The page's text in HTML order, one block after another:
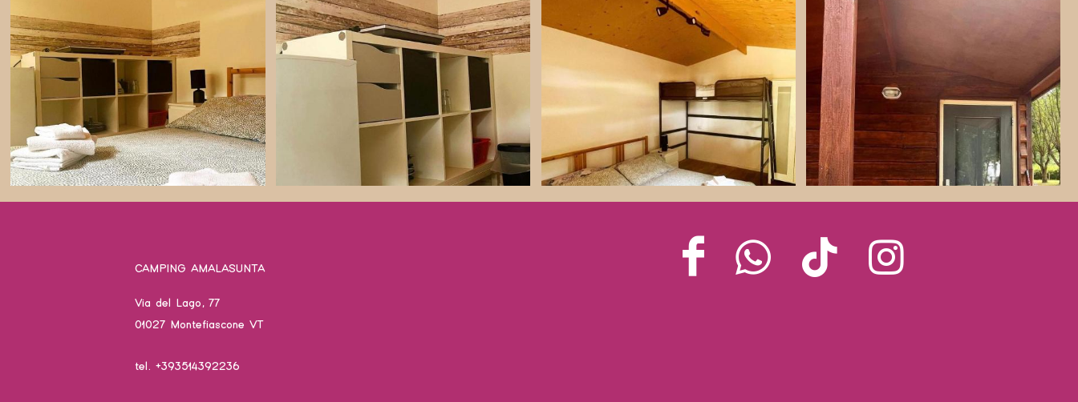
CAMPING AMALASUNTA
Via del Lago, 77
01027 Montefiascone VT
tel. +393514392236